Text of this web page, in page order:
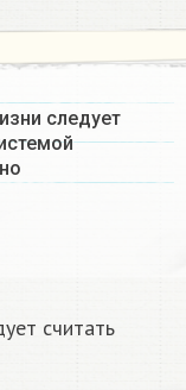
следует
считать